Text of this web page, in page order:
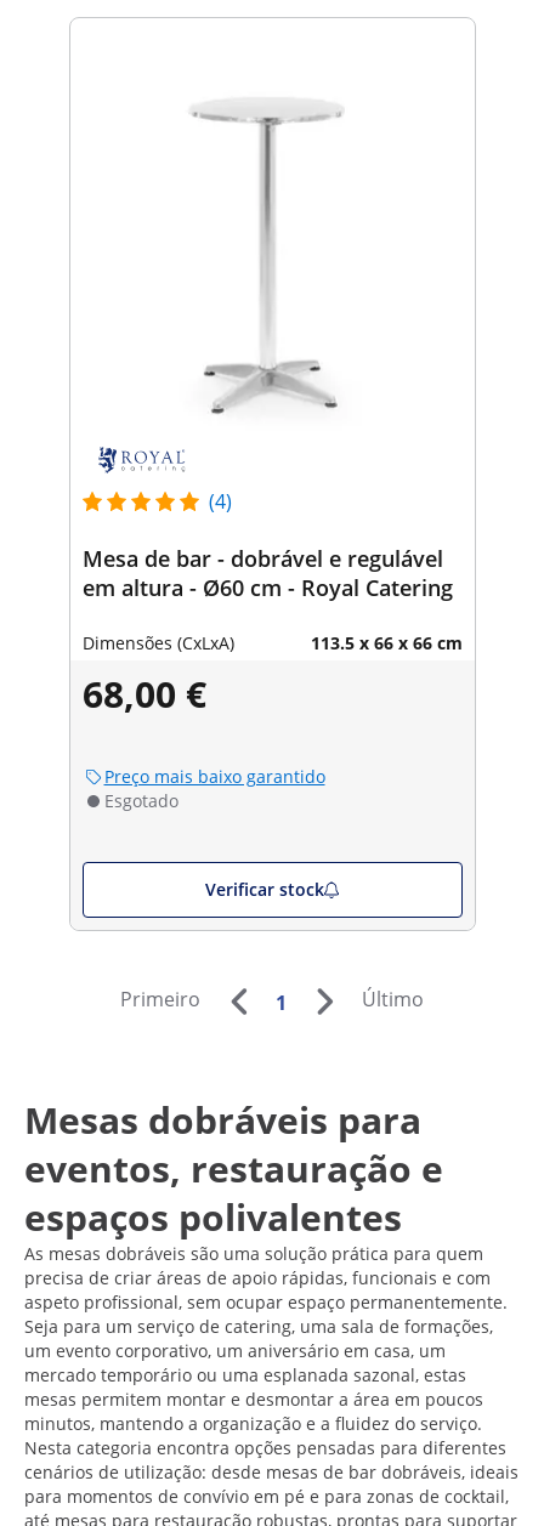
(4)
Mesa de bar - dobrável e regulável
em altura - Ø60 cm - Royal Catering
Dimensões (CxLxA) 113.5 x 66 x 66 cm
68,00 €
Preço mais baixo garantido
Esgotado
Verificar stock
Primeiro 1 Último
Mesas dobráveis para
eventos, restauração e
espaços polivalentes
As mesas dobráveis são uma solução prática para quem
precisa de criar áreas de apoio rápidas, funcionais e com
aspeto profissional, sem ocupar espaço permanentemente.
Seja para um serviço de catering, uma sala de formações,
um evento corporativo, um aniversário em casa, um
mercado temporário ou uma esplanada sazonal, estas
mesas permitem montar e desmontar a área em poucos
minutos, mantendo a organização e a fluidez do serviço.
Nesta categoria encontra opções pensadas para diferentes
cenários de utilização: desde mesas de bar dobráveis, ideais
para momentos de convívio em pé e para zonas de cocktail,
até mesas para restauração robustas, prontas para suportar